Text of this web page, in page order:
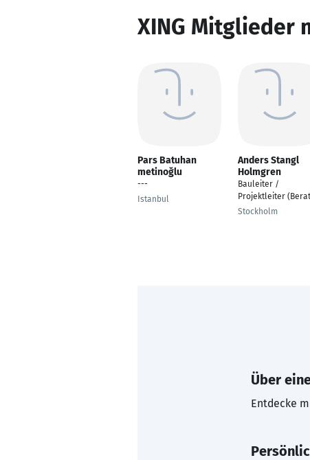
XING Mitglieder
Pars Batuhan
metinoğlu
---
Istanbul
Anders Stangl
Holmgren
Bauleiter /
Projektleiter
Stockholm
Über
Entdecke